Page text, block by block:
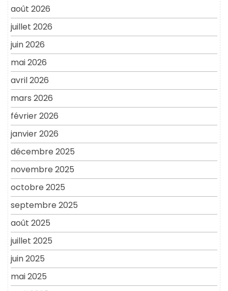
août 2026
juillet 2026
juin 2026
mai 2026
avril 2026
mars 2026
février 2026
janvier 2026
décembre 2025
novembre 2025
octobre 2025
septembre 2025
août 2025
juillet 2025
juin 2025
mai 2025